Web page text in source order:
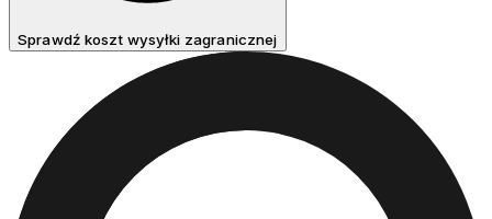
Sprawdź koszt wysyłki zagranicznej